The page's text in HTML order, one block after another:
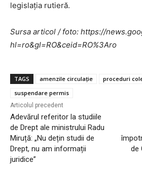
legislația rutieră.
Sursa articol / foto: https://
hl=ro&gl=RO&ceid=RO%3Aro
TAGS amenzile circulație
proceduri
suspendare permis
Articolul precedent
Adevărul referitor la studiile
de Drept ale ministrului Radu
Miruță: „Nu dețin studii de
Drept, nu am informații
juridice”
de